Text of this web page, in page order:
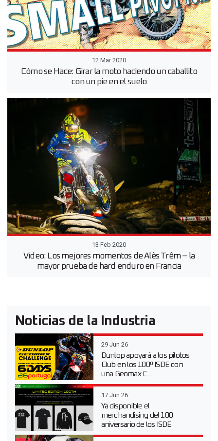
12 Mar 2020
Cómo se Hace: Girar la moto haciendo un caballito
con un pie en el suelo
13 Feb 2020
Video: Los mejores momentos de Alès Trêm – la
mayor prueba de hard enduro en Francia
Noticias de la Industria
29 Jun 26
Dunlop apoyará a los pilotos
Club en los 100º ISDE con
una Geomax C...
17 Jun 26
Ya disponible el
merchandising del 100
aniversario de los ISDE